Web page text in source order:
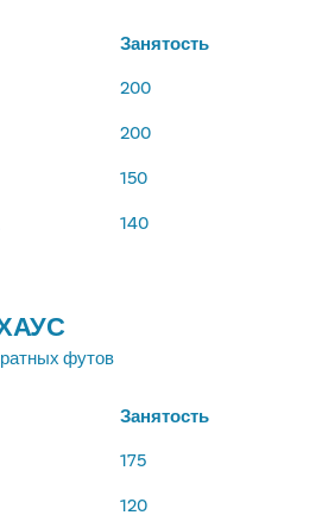
Занятость
200
200
150
140
футов
Занятость
175
120